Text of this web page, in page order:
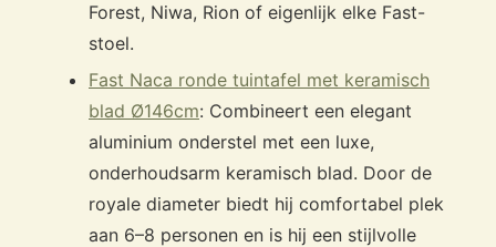
Forest, Niwa, Rion of eigenlijk elke Fast-
stoel.
Fast Naca ronde tuintafel met keramisch
blad Ø146cm: Combineert een elegant
aluminium onderstel met een luxe,
onderhoudsarm keramisch blad. Door de
royale diameter biedt hij comfortabel plek
aan 6–8 personen en is hij een stijlvolle